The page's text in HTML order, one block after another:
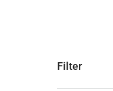
Filter